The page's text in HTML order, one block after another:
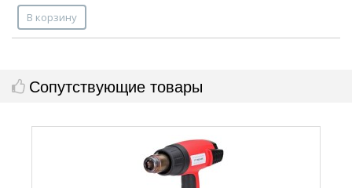
В корзину
Сопутствующие товары